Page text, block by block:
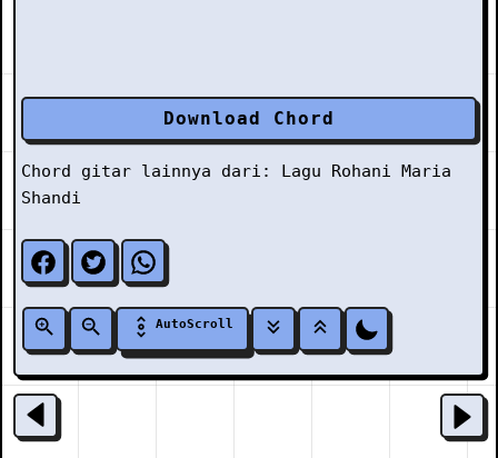
Download Chord
Chord gitar lainnya dari: Lagu Rohani Maria
Shandi
AutoScroll